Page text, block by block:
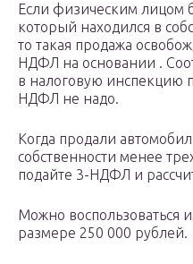
Если физическим лицом
который находился в
то такая продажа
НДФЛ на основании .
в налоговую инспекцию
НДФЛ не надо.
Когда продали
собственности менее
подайте 3-НДФЛ и
Можно воспользоваться
размере 250 000 рублей.